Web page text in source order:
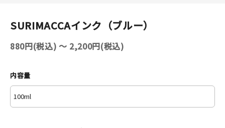
はんこ
雑貨
本
文房具
SURIMACCAインク（ブルー）
880円(税込) 〜 2,200円(税込)
内容量